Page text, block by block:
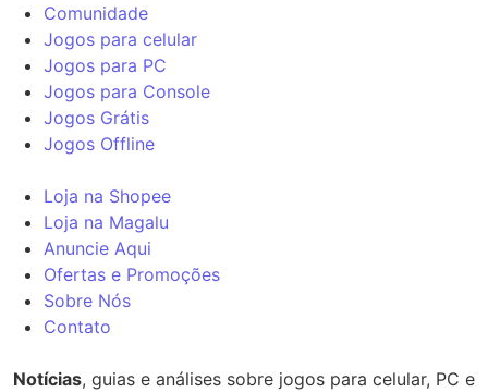
Comunidade
Jogos para celular
Jogos para PC
Jogos para Console
Jogos Grátis
Jogos Offline
Loja na Shopee
Loja na Magalu
Anuncie Aqui
Ofertas e Promoções
Sobre Nós
Contato
Notícias, guias e análises sobre jogos para celular, PC e